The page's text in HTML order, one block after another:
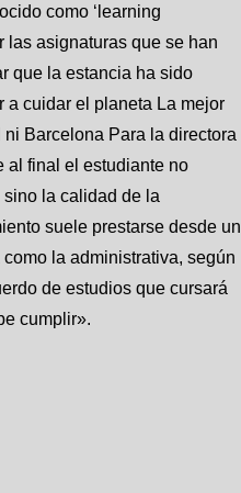
como ‘learning
las asignaturas que se han
que la estancia ha sido
a cuidar el planeta La mejor
Barcelona Para la directora
al final el estudiante no
la calidad de la
suele prestarse desde un
la administrativa, según
de estudios que cursará
cumplir».